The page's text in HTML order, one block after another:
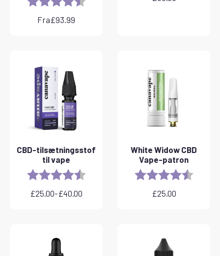
Fra£93.99
CBD-tilsætningsstof
til vape
Rating: 4.8 out of 5 stars
£25.00-£40.00
Prisinterval:
White Widow CBD
Vape-patron
Rating: 4.6 out
£25.00